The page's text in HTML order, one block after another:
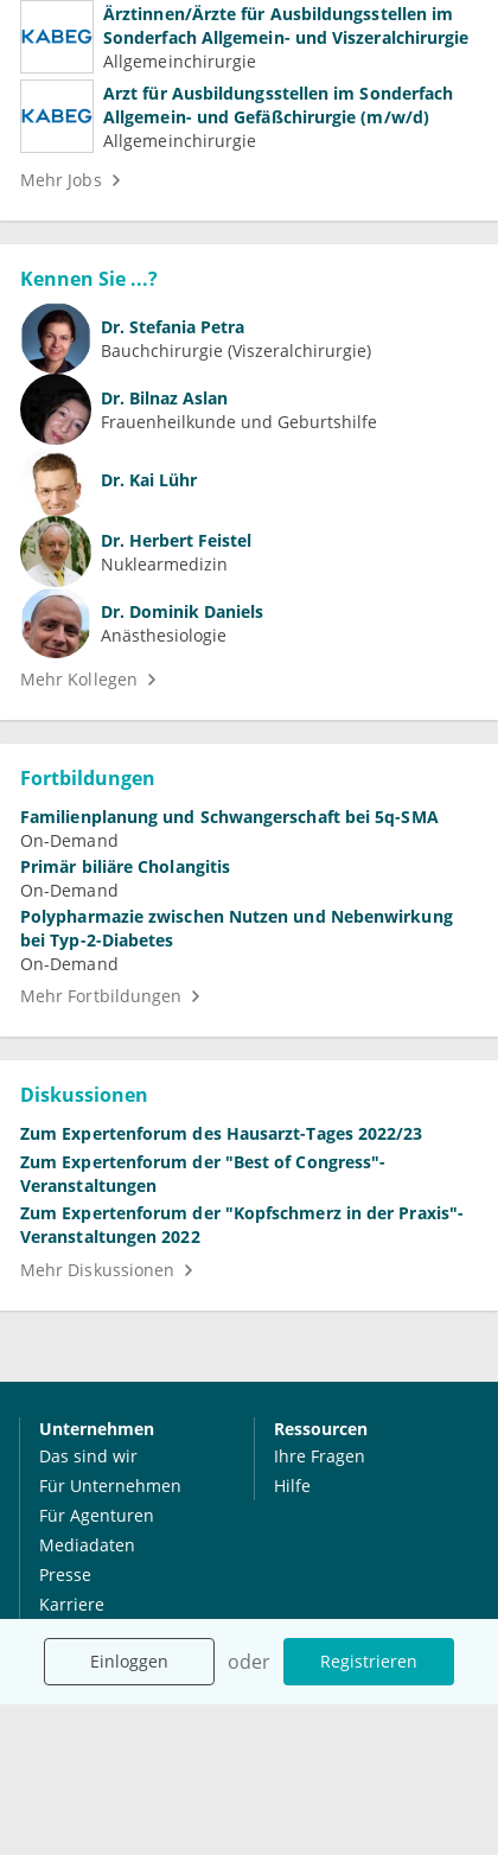
Einloggen oder Registrieren
Ärztinnen/Ärzte für Ausbildungsstellen im
Sonderfach Allgemein- und Viszeralchirurgie
Allgemeinchirurgie
Arzt für Ausbildungsstellen im Sonderfach
Allgemein- und Gefäßchirurgie (m/w/d)
Allgemeinchirurgie
Mehr Jobs
Kennen Sie ...?
Dr. Stefania Petra
Bauchchirurgie (Viszeralchirurgie)
Dr. Bilnaz Aslan
Frauenheilkunde und Geburtshilfe
Dr. Kai Lühr
Dr. Herbert Feistel
Nuklearmedizin
Dr. Dominik Daniels
Anästhesiologie
Mehr Kollegen
Fortbildungen
Familienplanung und Schwangerschaft bei 5q-SMA
On-Demand
Primär biliäre Cholangitis
On-Demand
Polypharmazie zwischen Nutzen und Nebenwirkung
bei Typ-2-Diabetes
On-Demand
Mehr Fortbildungen
Diskussionen
Zum Expertenforum des Hausarzt-Tages 2022/23
Zum Expertenforum der "Best of Congress"-
Veranstaltungen
Zum Expertenforum der "Kopfschmerz in der Praxis"-
Veranstaltungen 2022
Mehr Diskussionen
Unternehmen
Das sind wir
Für Unternehmen
Für Agenturen
Mediadaten
Presse
Karriere
Jobs
Ressourcen
Ihre Fragen
Hilfe